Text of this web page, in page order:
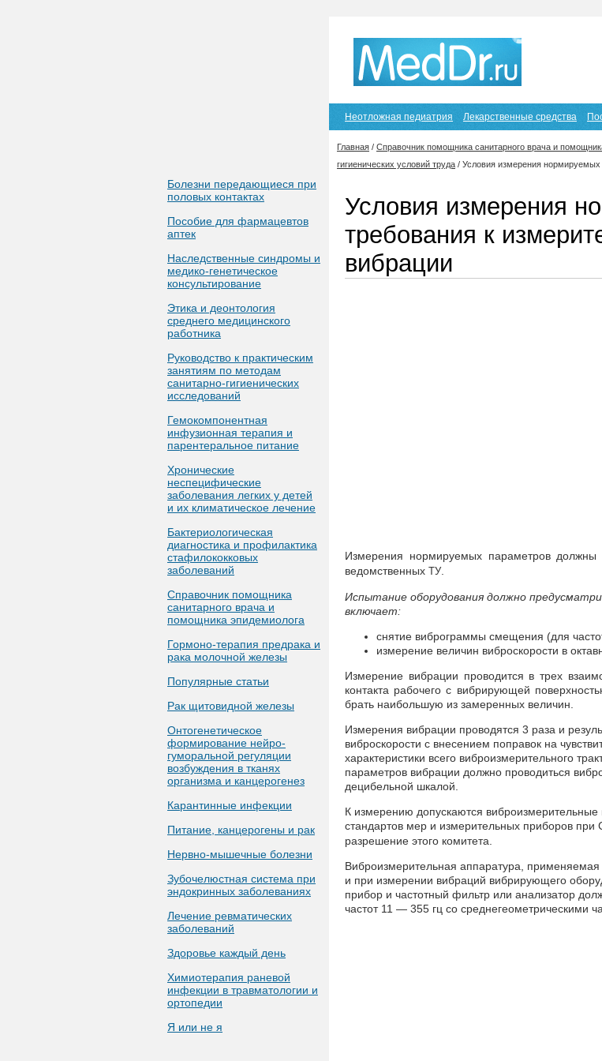
Болезни передающиеся при
половых контактах
Пособие для фармацевтов
аптек
Наследственные синдромы и
медико-генетическое
консультирование
Этика и деонтология
среднего медицинского
работника
Руководство к практическим
занятиям по методам
санитарно-гигиенических
исследований
Гемокомпонентная
инфузионная терапия и
парентеральное питание
Хронические
неспецифические
заболевания легких у детей
и их климатическое лечение
Бактериологическая
диагностика и профилактика
стафилококковых
заболеваний
Справочник помощника
санитарного врача и
помощника эпидемиолога
Гормоно-терапия предрака и
рака молочной железы
Популярные статьи
Рак щитовидной железы
Онтогенетическое
формирование нейро-
гуморальной регуляции
возбуждения в тканях
организма и канцерогенез
Карантинные инфекции
Питание, канцерогены и рак
Нервно-мышечные болезни
Зубочелюстная система при
эндокринных заболеваниях
Лечение ревматических
заболеваний
Здоровье каждый день
Химиотерапия раневой
инфекции в травматологии и
ортопедии
Я или не я
Неотложная педиатрия Лекарственные средства
Главная / Справочник помощника санитарного врача и
гигиенических условий труда / Условия измерения нормируемых
Условия измерения
требования к
вибрации
Измерения нормируемых параметров должны
ведомственных
ТУ
Испытание оборудования должно
включает:
снятие виброграммы смещения (для
измерение величин виброскорости в
Измерение вибрации проводится в трех
контакта рабочего с вибрирующей
брать наибольшую из замеренных величин.
Измерения вибрации проводятся 3 раза и
виброскорости с внесением поправок на
характеристики всего виброизмерительного
параметров вибрации должно проводиться
децибельной шкалой.
К измерению допускаются
стандартов мер и измерительных приборов при
разрешение этого комитета.
Виброизмерительная аппаратура,
и при измерении вибраций вибрирующего
прибор и частотный фильтр или анализатор
частот 11 — 355 гц со среднегеометрическими